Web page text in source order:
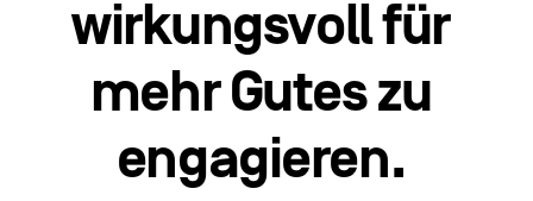
wirkungsvoll für
mehr Gutes zu
engagieren.